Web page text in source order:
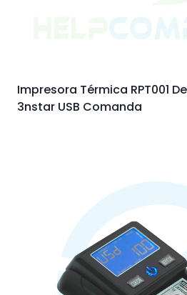
Impresora Térmica RPT001
3nstar USB Comanda